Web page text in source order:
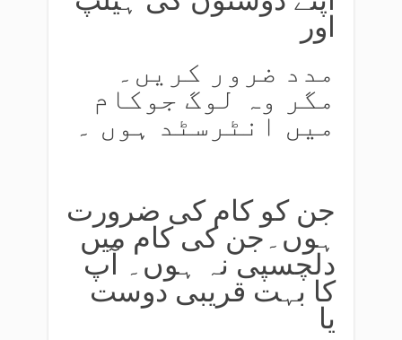
اور
مدد ضرور کریں۔
مگر وہ لوگ جوکام
میں انٹرسٹد ہوں ۔
جن کو کام کی ضرورت
ہوں۔جن کی کام میں
دلچسپی نہ ہوں۔ آپ
کا بہت قریبی دوست
یا